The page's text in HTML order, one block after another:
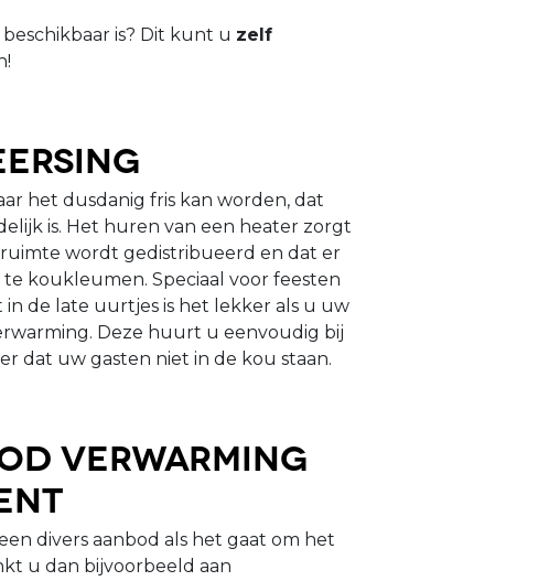
is? Dit kunt u zelf
het dusdanig fris kan worden, dat
is. Het huren van een heater zorgt
wordt gedistribueerd en dat er
koukleumen. Speciaal voor feesten
de late uurtjes is het lekker als u uw
Deze huurt u eenvoudig bij
dat uw gasten niet in de kou staan.
verwarming
divers aanbod als het gaat om het
u dan bijvoorbeeld aan